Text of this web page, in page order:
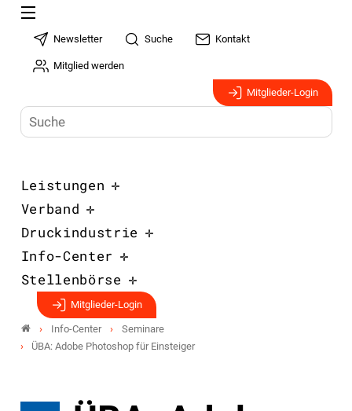
Newsletter Suche Kontakt
Mitglied werden
Mitglieder-Login
Leistungen
Verband
Druckindustrie
Info-Center
Stellenbörse
Mitglieder-Login
Info-Center
Seminare
ÜBA: Adobe Photoshop für Einsteiger